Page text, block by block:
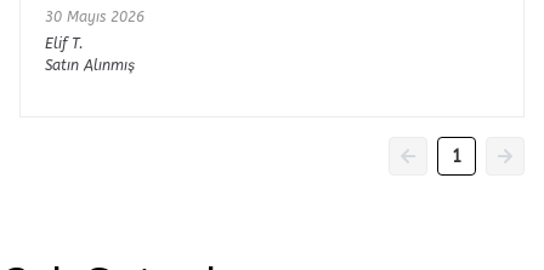
30 Mayıs 2026
Elif T.
Satın Alınmış
1